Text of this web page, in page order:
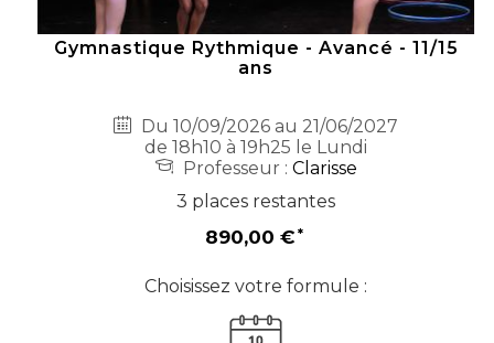
Gymnastique Rythmique - Avancé - 11/15
ans
Du 10/09/2026 au 21/06/2027
de 18h10 à 19h25 le Lundi
Professeur : Clarisse
3 places restantes
890,00 €
Choisissez votre formule :